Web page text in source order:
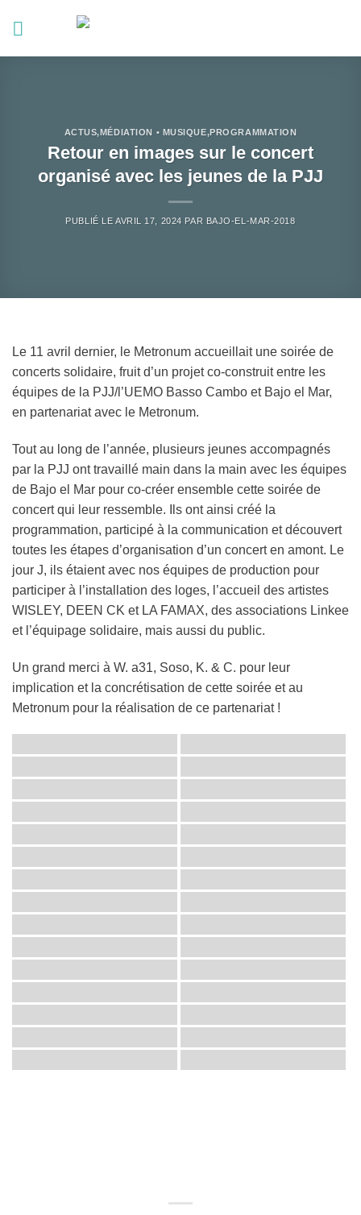
ACTUS,MÉDIATION • MUSIQUE,PROGRAMMATION
Retour en images sur le concert
organisé avec les jeunes de la PJJ
PUBLIÉ LE AVRIL 17, 2024 PAR BAJO-EL-MAR-2018
Le 11 avril dernier, le Metronum accueillait une soirée de
concerts solidaire, fruit d’un projet co-construit entre les
équipes de la PJJ/l’UEMO Basso Cambo et Bajo el Mar,
en partenariat avec le Metronum.
Tout au long de l’année, plusieurs jeunes accompagnés
par la PJJ ont travaillé main dans la main avec les équipes
de Bajo el Mar pour co-créer ensemble cette soirée de
concert qui leur ressemble. Ils ont ainsi créé la
programmation, participé à la communication et découvert
toutes les étapes d’organisation d’un concert en amont. Le
jour J, ils étaient avec nos équipes de production pour
participer à l’installation des loges, l’accueil des artistes
WISLEY, DEEN CK et LA FAMAX, des associations Linkee
et l’équipage solidaire, mais aussi du public.
Un grand merci à W. a31, Soso, K. & C. pour leur
implication et la concrétisation de cette soirée et au
Metronum pour la réalisation de ce partenariat !